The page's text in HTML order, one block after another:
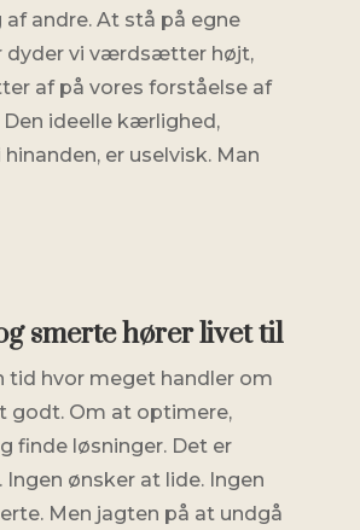
andre. At stå på egne
dyder vi værdsætter højt,
af på vores forståelse af
ideelle kærlighed,
er uselvisk. Man
smerte hører livet til
tid hvor meget handler om
godt. Om at optimere,
finde løsninger. Det er
ønsker at lide. Ingen
Men jagten på at undgå